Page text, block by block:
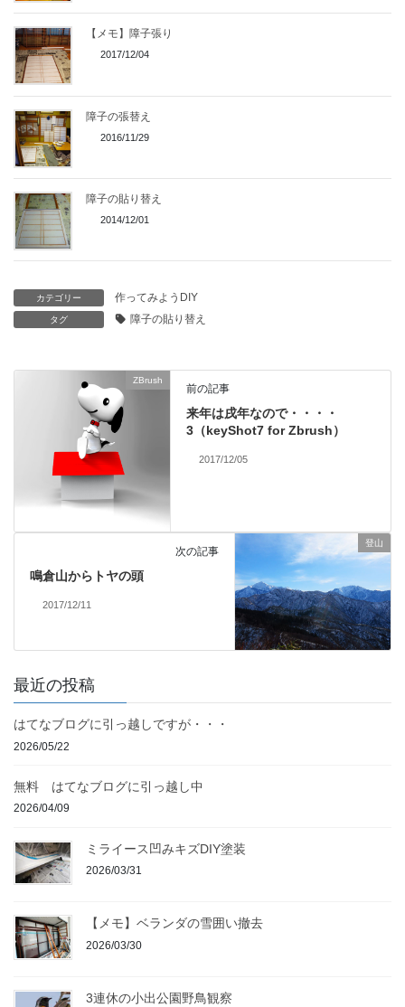
【メモ】障子張り
2017/12/04
障子の張替え
2016/11/29
障子の貼り替え
2014/12/01
カテゴリー 作ってみようDIY
タグ 障子の貼り替え
ZBrush
前の記事
来年は戌年なので・・・・
3（keyShot7 for Zbrush）
2017/12/05
登山
次の記事
鳴倉山からトヤの頭
2017/12/11
最近の投稿
はてなブログに引っ越しですが・・・
2026/05/22
無料 はてなブログに引っ越し中
2026/04/09
ミライース凹みキズDIY塗装
2026/03/31
【メモ】ベランダの雪囲い撤去
2026/03/30
3連休の小出公園野鳥観察